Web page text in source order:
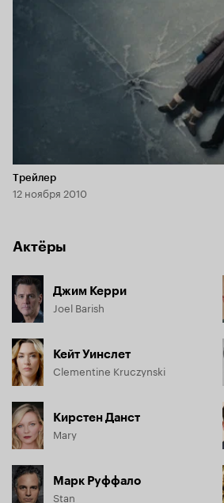
Длительность 2 мин
Трейлер
12 ноября 2010
Актёры
Джим Керри
Joel Barish
Кейт Уинслет
Clementine Kruczynski
Кирстен Данст
Mary
Марк Руффало
Stan